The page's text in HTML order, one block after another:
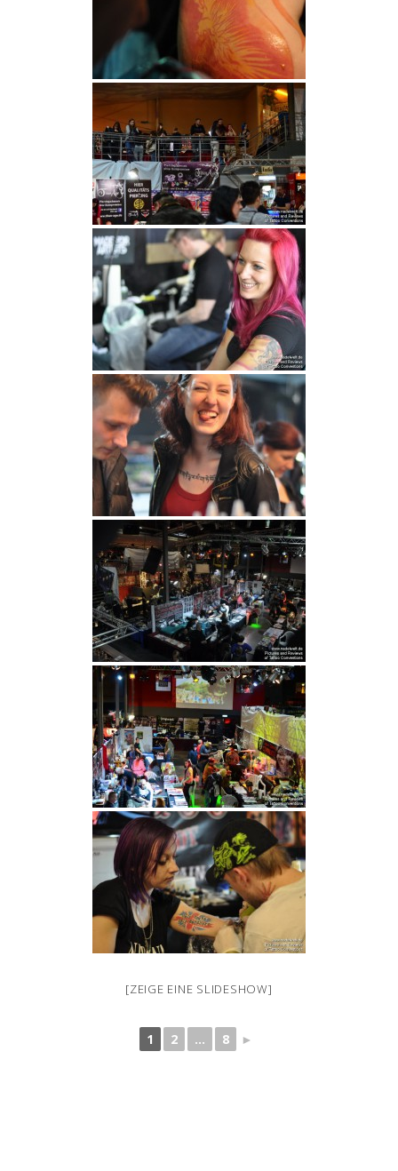
[ZEIGE EINE SLIDESHOW]
1 2 ... 8 ►